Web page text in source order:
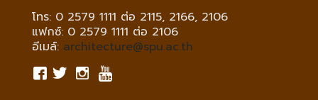
โทร: 0 2579 1111 ต่อ 2115, 2166, 2106
แฟกซ์: 0 2579 1111 ต่อ 2106
อีเมล์: architecture@spu.ac.th